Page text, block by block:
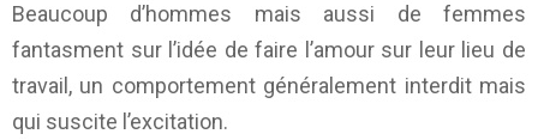
Beaucoup d’hommes mais aussi de femmes
fantasment sur l’idée de faire l’amour sur leur lieu de
travail, un comportement généralement interdit mais
qui suscite l’excitation.